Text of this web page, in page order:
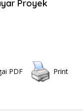
Proyek
PDF Print